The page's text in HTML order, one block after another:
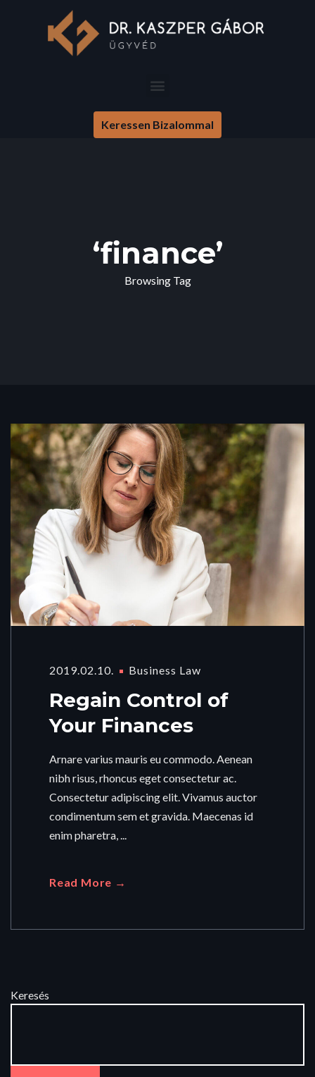
Keressen Bizalommal
‘finance’
Browsing Tag
2019.02.10. Business Law
Regain Control of
Your Finances
Arnare varius mauris eu commodo. Aenean
nibh risus, rhoncus eget consectetur ac.
Consectetur adipiscing elit. Vivamus auctor
condimentum sem et gravida. Maecenas id
enim pharetra, ...
Read More →
Keresés